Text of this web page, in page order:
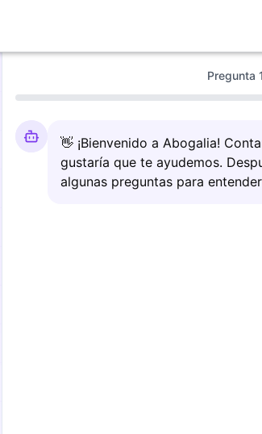
Pregunta 1
👋 ¡Bienvenido a Abogalia!
gustaría que te ayudemos.
algunas preguntas para